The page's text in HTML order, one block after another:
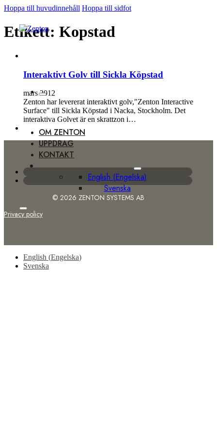
Hoppa till huvudinnehåll Hoppa till sidfot
OM ZENTON
UPPDRAG
KONTAKT
English (Engelska)
Svenska
Etikett: Kopstad
Interaktivt Golv till Sickla Köpstad
mars 2012
Zenton har levererat interaktivt golv,"Zenton Interactive
Surface" till Sickla Köpstad i Nacka, Stockholm. Det
interaktiva Golvet är en skrattzon i…
© 2026 ZENTON SYSTEMS AB
Privacy policy
English (Engelska)
Svenska